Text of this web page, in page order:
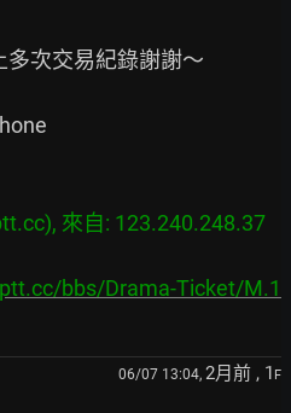
多次交易紀錄謝謝～
來自: 123.240.248.37
bbs/Drama-Ticket/M.1
06/07 13:04, 2月前 , 1 F